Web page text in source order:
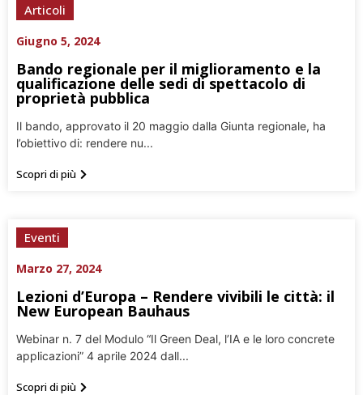
Articoli
Giugno 5, 2024
Bando regionale per il miglioramento e la
qualificazione delle sedi di spettacolo di
proprietà pubblica
Il bando, approvato il 20 maggio dalla Giunta regionale, ha
l’obiettivo di: rendere nu...
Scopri di più
Eventi
Marzo 27, 2024
Lezioni d’Europa – Rendere vivibili le città: il
New European Bauhaus
Webinar n. 7 del Modulo “Il Green Deal, l’IA e le loro concrete
applicazioni” 4 aprile 2024 dall...
Scopri di più